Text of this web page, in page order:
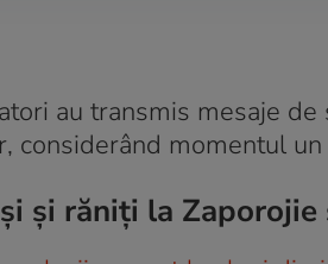
au transmis mesaje
considerând momentul
și răniți la Zaporojie